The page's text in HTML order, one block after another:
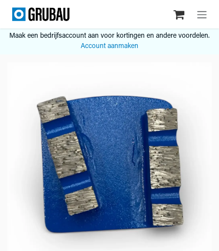
Overslaan naar inhoud
Maak een bedrijfsaccount aan voor kortingen en andere voordelen.
Account aanmaken